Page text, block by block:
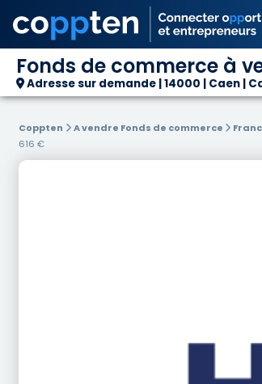
Fonds de commerce à
Adresse sur demande | 14000 | Caen |
Coppten A vendre Fonds de commerce
616 €